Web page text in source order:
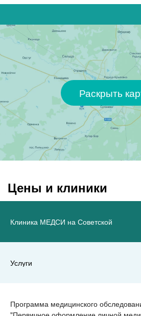
Раскрыть
Цены и клиники
Клиника МЕДСИ на Советской
Услуги
Программа медицинского